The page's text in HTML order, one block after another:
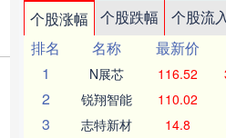
个股涨幅 个股跌幅 个股流
排名
名称 最新价
1
N展芯 116.52
2 锐翔智能 110.02
3 志特新材 14.8